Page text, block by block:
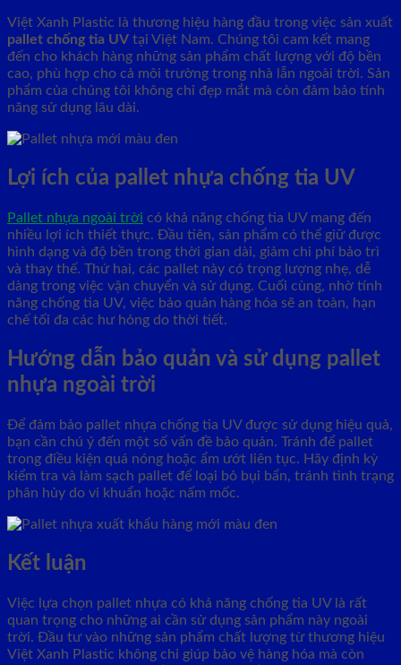
Việt Xanh Plastic là thương hiệu hàng đầu trong việc sản xuất
pallet chống tia UV tại Việt Nam. Chúng tôi cam kết mang
đến cho khách hàng những sản phẩm chất lượng với độ bền
cao, phù hợp cho cả môi trường trong nhà lẫn ngoài trời. Sản
phẩm của chúng tôi không chỉ đẹp mắt mà còn đảm bảo tính
năng sử dụng lâu dài.
Lợi ích của pallet nhựa chống tia UV
Pallet nhựa ngoài trời có khả năng chống tia UV mang đến
nhiều lợi ích thiết thực. Đầu tiên, sản phẩm có thể giữ được
hình dạng và độ bền trong thời gian dài, giảm chi phí bảo trì
và thay thế. Thứ hai, các pallet này có trọng lượng nhẹ, dễ
dàng trong việc vận chuyển và sử dụng. Cuối cùng, nhờ tính
năng chống tia UV, việc bảo quản hàng hóa sẽ an toàn, hạn
chế tối đa các hư hỏng do thời tiết.
Hướng dẫn bảo quản và sử dụng pallet
nhựa ngoài trời
Để đảm bảo pallet nhựa chống tia UV được sử dụng hiệu quả,
bạn cần chú ý đến một số vấn đề bảo quản. Tránh để pallet
trong điều kiện quá nóng hoặc ẩm ướt liên tục. Hãy định kỳ
kiểm tra và làm sạch pallet để loại bỏ bụi bẩn, tránh tình trạng
phân hủy do vi khuẩn hoặc nấm mốc.
Kết luận
Việc lựa chọn pallet nhựa có khả năng chống tia UV là rất
quan trọng cho những ai cần sử dụng sản phẩm này ngoài
trời. Đầu tư vào những sản phẩm chất lượng từ thương hiệu
Việt Xanh Plastic không chỉ giúp bảo vệ hàng hóa mà còn